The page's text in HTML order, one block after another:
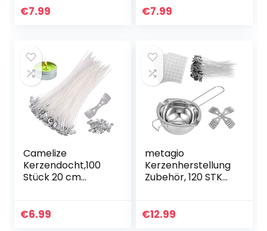
Geflochtene
€7.99
Kerzenherstellung
€7.99
Camelize
Kerzendocht,100
Stück 20 cm
und
€6.99
metagio
Kerzenherstellung
Zubehör, 120 STK
STK
€12.99